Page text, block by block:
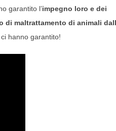
garantito l’impegno loro e dei
di maltrattamento di animali
hanno garantito!